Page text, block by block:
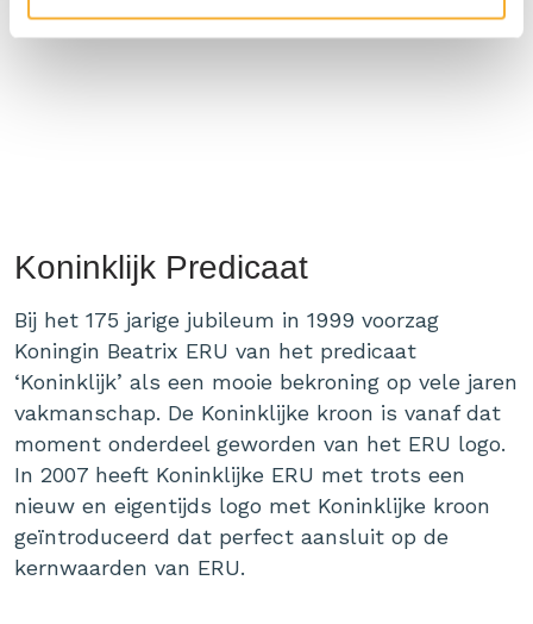
Koninklijk Predicaat
Bij het 175 jarige jubileum in 1999 voorzag
Koningin Beatrix ERU van het predicaat
‘Koninklijk’ als een mooie bekroning op vele jaren
vakmanschap. De Koninklijke kroon is vanaf dat
moment onderdeel geworden van het ERU logo.
In 2007 heeft Koninklijke ERU met trots een
nieuw en eigentijds logo met Koninklijke kroon
geïntroduceerd dat perfect aansluit op de
kernwaarden van ERU.